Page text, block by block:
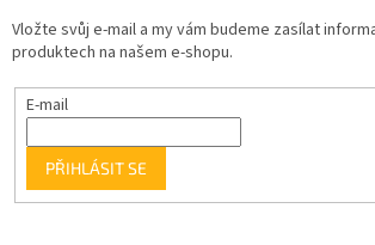
Vložte svůj e-mail a my vám budeme zasílat
produktech na našem e-shopu.
E-mail
PŘIHLÁSIT SE